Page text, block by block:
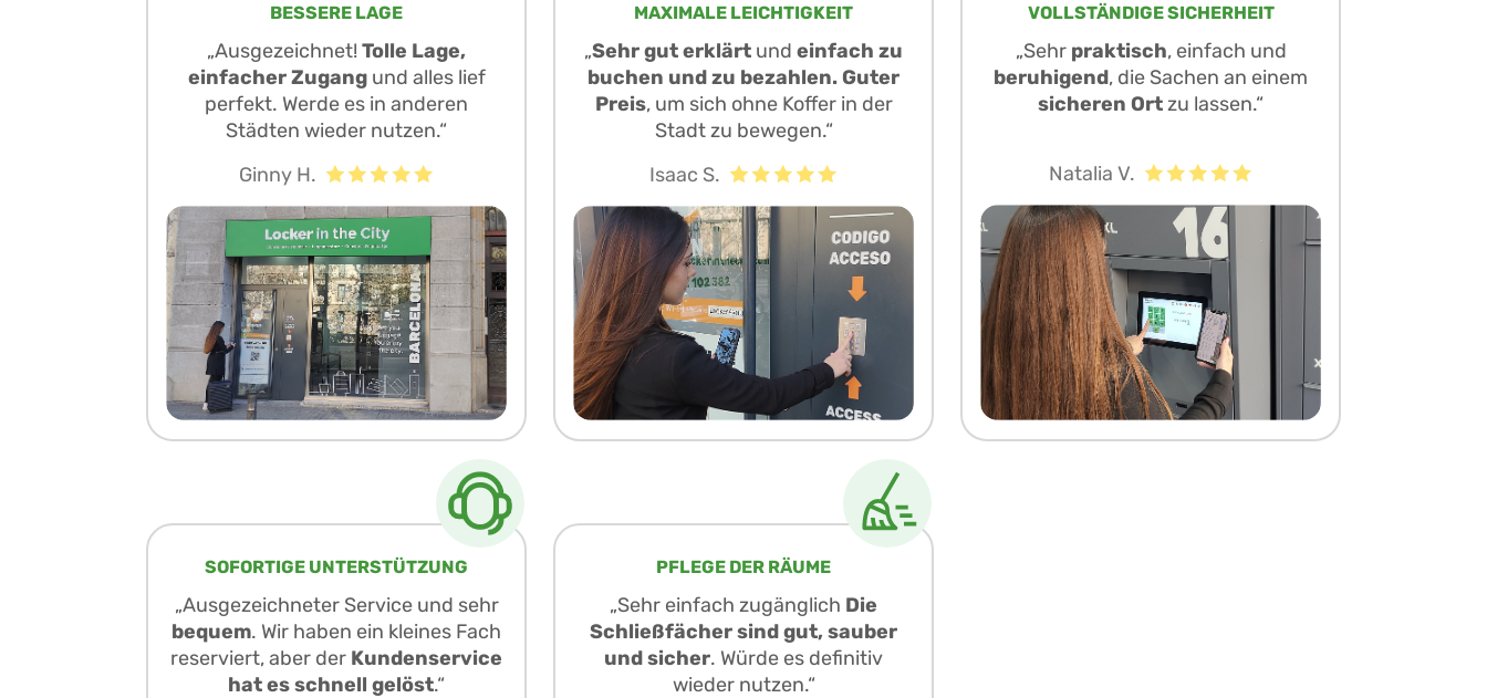
BESSERE LAGE
„Ausgezeichnet!Tolle Lage,
einfacher Zugangund alles lief
perfekt. Werde es in anderen
Städten wieder nutzen.“
Ginny H.
MAXIMALE LEICHTIGKEIT
„Sehr gut erklärt und einfach zu
buchen und zu bezahlen. Guter
Preis, um sich ohne Koffer in der
Stadt zu bewegen.“
Isaac S.
VOLLSTÄNDIGE SICHERHEIT
„Sehr praktisch, einfach und
beruhigend, die Sachen an einem
sicheren Ortzu lassen.“
Natalia V.
SOFORTIGE UNTERSTÜTZUNG
„Ausgezeichneter Service und sehr
bequem. Wir haben ein kleines Fach
reserviert, aber der Kundenservice
hat es schnell gelöst.“
PFLEGE DER RÄUME
„Sehr einfach zugänglich Die
Schließfächer sind gut, sauber
und sicher. Würde es definitiv
wieder nutzen.“